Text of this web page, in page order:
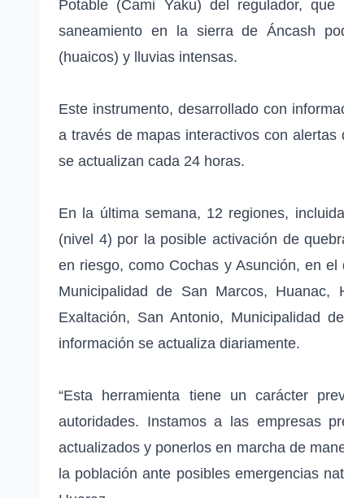
Potable (Cami Yaku) del regulador,
saneamiento en la sierra de Áncash
(huaicos) y lluvias intensas.
Este instrumento, desarrollado con
a través de mapas interactivos con
se actualizan cada 24 horas.
En la última semana, 12 regiones,
(nivel 4) por la posible activación de
en riesgo, como Cochas y Asunción, en
Municipalidad de San Marcos, Huanac,
Exaltación, San Antonio, Municipalidad
información se actualiza diariamente.
“Esta herramienta tiene un carácter
autoridades. Instamos a las empresas
actualizados y ponerlos en marcha de
la población ante posibles emergencias